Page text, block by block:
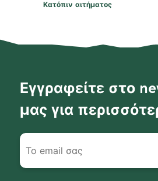
Κατόπιν αιτήματος
Εγγραφείτε στο
μας για